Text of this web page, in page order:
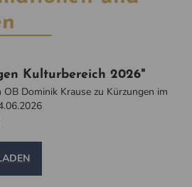
Kulturbereich 2026"
Dominik Krause zu Kürzungen im